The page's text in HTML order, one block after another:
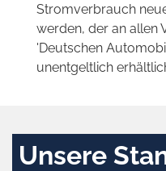
Stromverbrauch
werden, der an allen
'Deutschen
unentgeltlich
Unsere